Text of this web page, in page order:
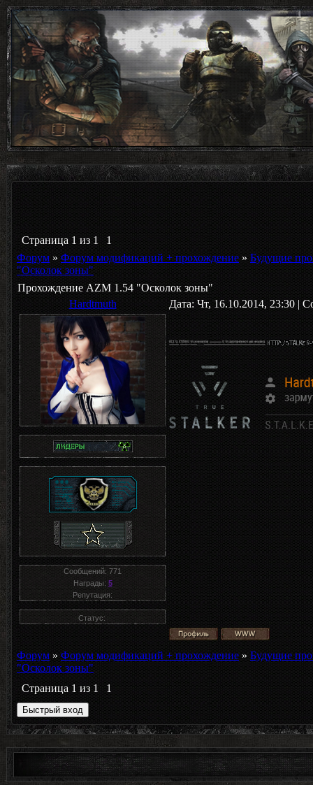
Страница 1 из 1
1
Форум » Форум модификаций + прохождение » Будущие
"Осколок зоны"
Прохождение AZM 1.54 "Осколок зоны"
Hardtmuth
Дата: Чт, 16.10.2014, 23:30 |
Сообщений: 771
Награды: 5
Репутация:
Статус:
Форум » Форум модификаций + прохождение » Будущие
"Осколок зоны"
Страница 1 из 1 1